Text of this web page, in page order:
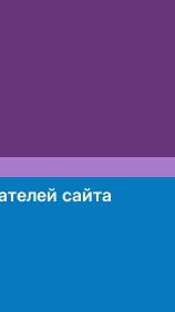
сайта